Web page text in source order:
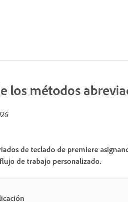
los métodos
de teclado de premiere
de trabajo personalizado.